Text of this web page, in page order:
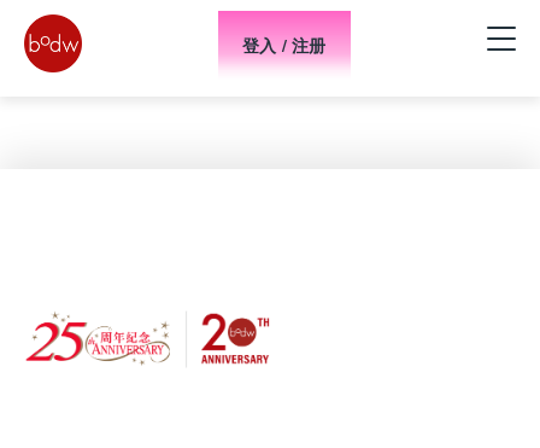
登入 / 注册